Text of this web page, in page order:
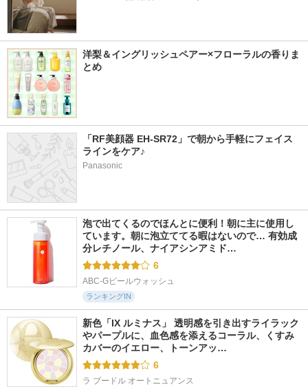
洋梨＆イングリッシュペアー×フローラルの香りま
とめ
「RF美顔器 EH-SR72」で朝から手軽にフェイス
ラインをケア♪
Panasonic
泡で出てくるのでほんとに便利！朝に主に使用し
ています。朝に泡立ててる暇はないので… 有効成
分レチノール、ナイアシンアミド…
6
ABC-Gピールウォッシュ
ランキングIN
新色「IX ルミナス」 透明感を引き出すライラック
やパープルに、血色感を添えるコーラル、くすみ
カバーのイエロー、トーンアッ…
6
ラ プードル オートニュアンス